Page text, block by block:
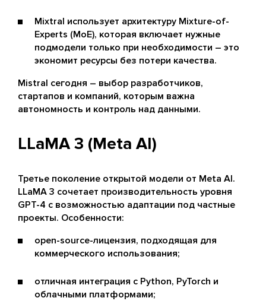
Mixtral использует архитектуру Mixture-of-
Experts (MoE), которая включает нужные
подмодели только при необходимости – это
экономит ресурсы без потери качества.
Mistral сегодня – выбор разработчиков,
стартапов и компаний, которым важна
автономность и контроль над данными.
LLaMA 3 (Meta AI)
Третье поколение открытой модели от Meta AI.
LLaMA 3 сочетает производительность уровня
GPT-4 с возможностью адаптации под частные
проекты. Особенности:
open-source-лицензия, подходящая для
коммерческого использования;
отличная интеграция с Python, PyTorch и
облачными платформами;